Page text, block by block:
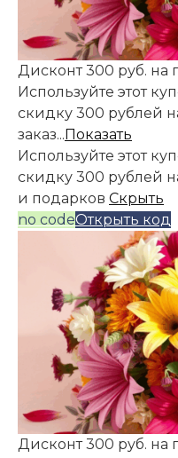
Дисконт 300 руб. на
Используйте этот
скидку 300 рублей
заказ...Показать
Используйте этот
скидку 300 рублей
и подарков Скрыть
no codeОткрыть код
Дисконт 300 руб. на